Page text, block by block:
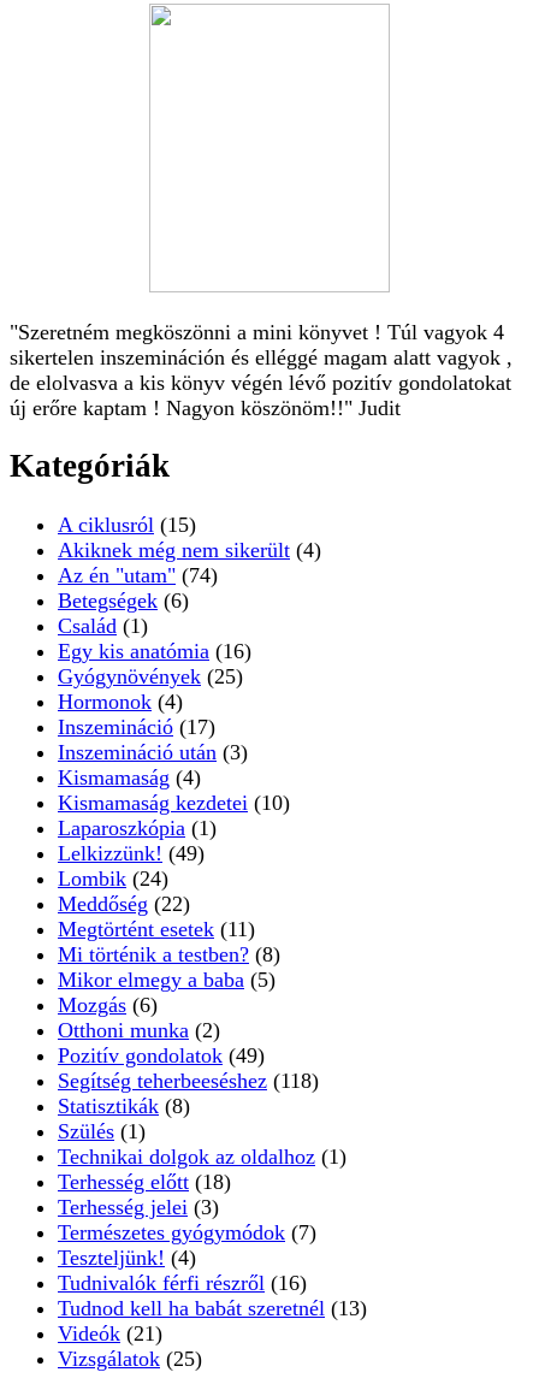
"Szeretném megköszönni a mini könyvet ! Túl vagyok 4
sikertelen inszemináción és elléggé magam alatt vagyok ,
de elolvasva a kis könyv végén lévő pozitív gondolatokat
új erőre kaptam ! Nagyon köszönöm!!" Judit
Kategóriák
A ciklusról (15)
Akiknek még nem sikerült (4)
Az én "utam" (74)
Betegségek (6)
Család (1)
Egy kis anatómia (16)
Gyógynövények (25)
Hormonok (4)
Inszemináció (17)
Inszemináció után (3)
Kismamaság (4)
Kismamaság kezdetei (10)
Laparoszkópia (1)
Lelkizzünk! (49)
Lombik (24)
Meddőség (22)
Megtörtént esetek (11)
Mi történik a testben? (8)
Mikor elmegy a baba (5)
Mozgás (6)
Otthoni munka (2)
Pozitív gondolatok (49)
Segítség teherbeeséshez (118)
Statisztikák (8)
Szülés (1)
Technikai dolgok az oldalhoz (1)
Terhesség előtt (18)
Terhesség jelei (3)
Természetes gyógymódok (7)
Teszteljünk! (4)
Tudnivalók férfi részről (16)
Tudnod kell ha babát szeretnél (13)
Videók (21)
Vizsgálatok (25)